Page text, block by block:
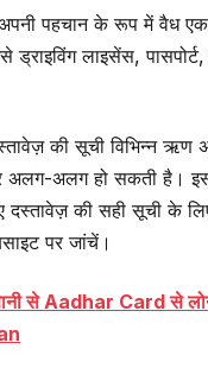
पहचान के रूप में वैध
ड्राइविंग लाइसेंस,
की सूची विभिन्न
अलग-अलग हो सकती है।
दस्तावेज़ की सही सूची के
पर जांचें।
से Aadhar Card से